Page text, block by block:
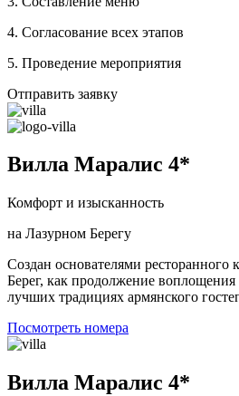
4. Согласование всех этапов
5. Проведение мероприятия
Отправить заявку
Вилла Маралис 4*
Комфорт и изысканность
на Лазурном Берегу
Создан основателями ресторанного
Берег, как продолжение
лучших традициях армянского
Посмотреть номера
Вилла Маралис 4*